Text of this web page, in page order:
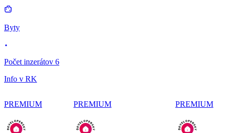
Byty
Počet inzerátov 6
Info v RK
PREMIUM PREMIUM PREMIUM